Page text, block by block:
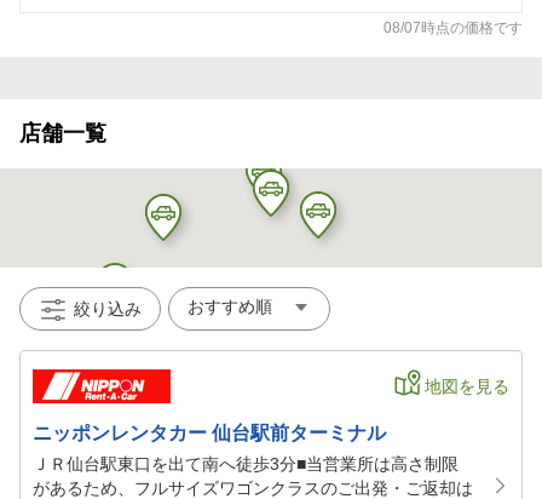
08/07時点の価格です
店舗一覧
絞り込み
地図を見る
ニッポンレンタカー 仙台駅前ターミナル
ＪＲ仙台駅東口を出て南へ徒歩3分■当営業所は高さ制限
があるため、フルサイズワゴンクラスのご出発・ご返却は